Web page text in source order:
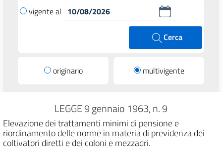
vigente al
Cerca
originario multivigente
LEGGE 9 gennaio 1963, n. 9
Elevazione dei trattamenti minimi di pensione e
riordinamento delle norme in materia di previdenza dei
coltivatori diretti e dei coloni e mezzadri.